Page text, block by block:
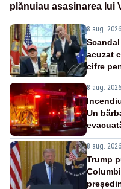
plănuiau asasinarea lui
8 aug.
acuzat
cifre
8 aug.
Un
8 aug.
Trump